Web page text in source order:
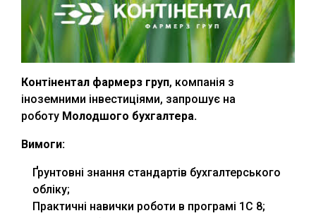
Контінентал фармерз груп, компанія з
іноземними інвестиціями, запрошує на
роботу Молодшого бухгалтера.
Вимоги:
Ґрунтовні знання стандартів бухгалтерського
обліку;
Практичні навички роботи в програмі 1С 8;